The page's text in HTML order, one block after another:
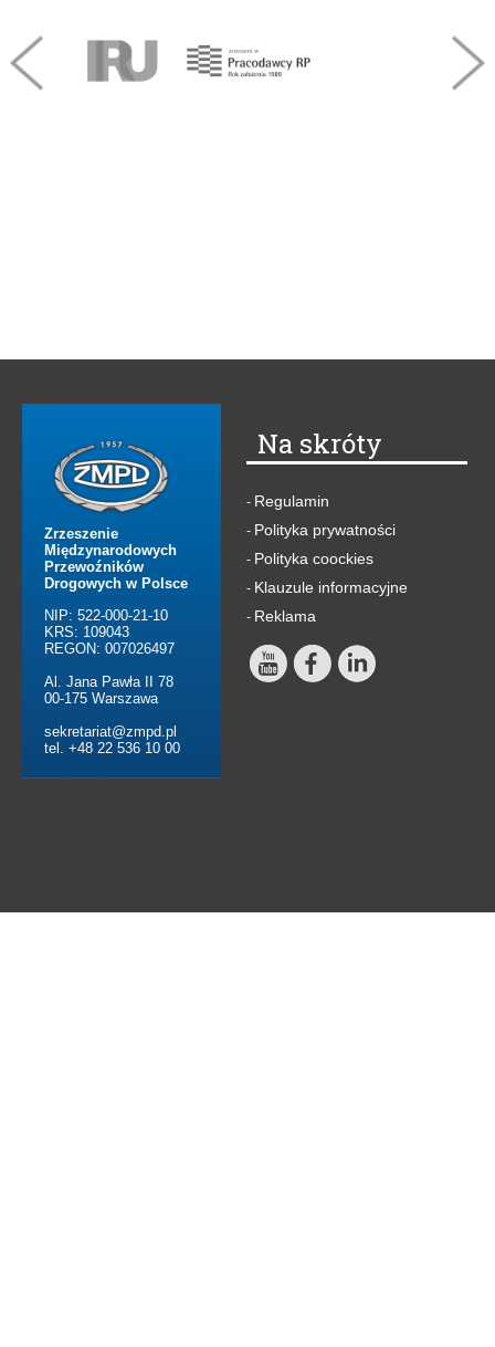
Zrzeszenie
Międzynarodowych
Przewoźników
Drogowych w Polsce
NIP: 522-000-21-10
KRS: 109043
REGON: 007026497
Al. Jana Pawła II 78
00-175 Warszawa
sekretariat@zmpd.pl
tel. +48 22 536 10 00
Na skróty
- Regulamin
- Polityka prywatności
- Polityka coockies
- Klauzule informacyjne
- Reklama